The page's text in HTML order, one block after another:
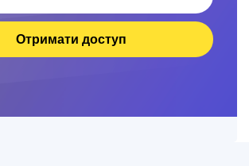
Отримати доступ